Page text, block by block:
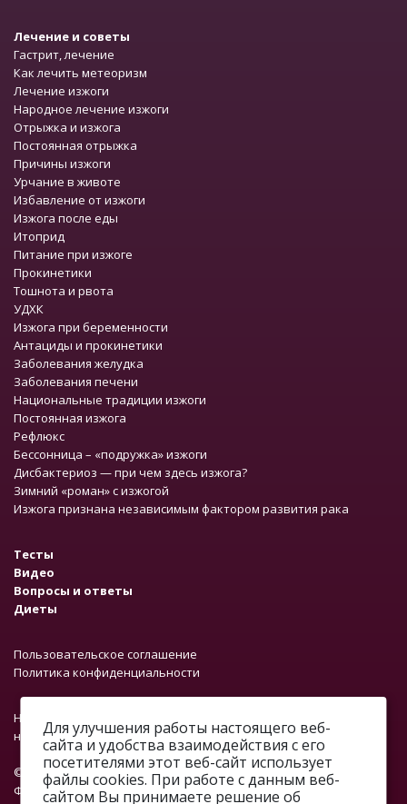
Лечение и советы
Гастрит, лечение
Как лечить метеоризм
Лечение изжоги
Народное лечение изжоги
Отрыжка и изжога
Постоянная отрыжка
Причины изжоги
Урчание в животе
Избавление от изжоги
Изжога после еды
Итоприд
Питание при изжоге
Прокинетики
Тошнота и рвота
УДХК
Изжога при беременности
Антациды и прокинетики
Заболевания желудка
Заболевания печени
Национальные традиции изжоги
Постоянная изжога
Рефлюкс
Бессонница – «подружка» изжоги
Дисбактериоз — при чем здесь изжога?
Зимний «роман» с изжогой
Изжога признана независимым фактором развития рака
Тесты
Видео
Вопросы и ответы
Диеты
Пользовательское соглашение
Политика конфиденциальности
На сайте работает система проверки ошибок. Обнаружив
неточность в тексте, выделите ее и нажмите Ctrl + Enter.
© 2012—2026.
ФОНД «ПРОФМЕДФОРУМ»
Для улучшения работы настоящего веб-
сайта и удобства взаимодействия с его
посетителями этот веб-сайт использует
файлы cookies. При работе с данным веб-
сайтом Вы принимаете решение об